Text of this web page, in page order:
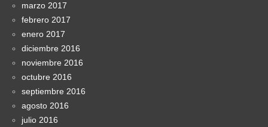
marzo 2017
febrero 2017
enero 2017
diciembre 2016
noviembre 2016
octubre 2016
septiembre 2016
agosto 2016
julio 2016